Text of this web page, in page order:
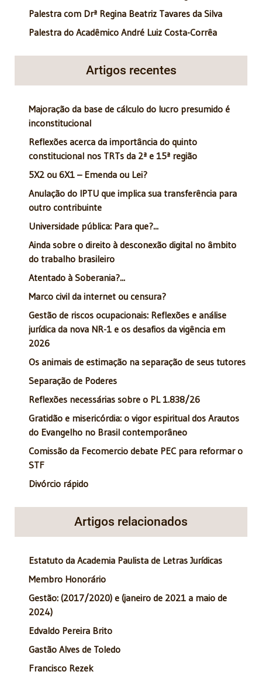
Palestra com Drª Regina Beatriz Tavares da Silva
Palestra do Acadêmico André Luiz Costa-Corrêa
Artigos recentes
Majoração da base de cálculo do lucro presumido é
inconstitucional
Reflexões acerca da importância do quinto
constitucional nos TRTs da 2ª e 15ª região
5X2 ou 6X1 – Emenda ou Lei?
Anulação do IPTU que implica sua transferência para
outro contribuinte
Universidade pública: Para que?...
Ainda sobre o direito à desconexão digital no âmbito
do trabalho brasileiro
Atentado à Soberania?...
Marco civil da internet ou censura?
Gestão de riscos ocupacionais: Reflexões e análise
jurídica da nova NR-1 e os desafios da vigência em
2026
Os animais de estimação na separação de seus tutores
Separação de Poderes
Reflexões necessárias sobre o PL 1.838/26
Gratidão e misericórdia: o vigor espiritual dos Arautos
do Evangelho no Brasil contemporâneo
Comissão da Fecomercio debate PEC para reformar o
STF
Divórcio rápido
Artigos relacionados
Estatuto da Academia Paulista de Letras Jurídicas
Membro Honorário
Gestão: (2017/2020) e (janeiro de 2021 a maio de
2024)
Edvaldo Pereira Brito
Gastão Alves de Toledo
Francisco Rezek